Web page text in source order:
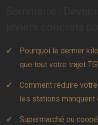
Pourquoi le dernier
que tout votre trajet
Comment réduire
les stations manquent
Supermarché ou